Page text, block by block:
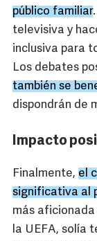
público familiar
televisiva y
inclusiva para
Los debates
también se
dispondrán de
Impacto
Finalmente, el
significativa al
más
la UEFA, solía